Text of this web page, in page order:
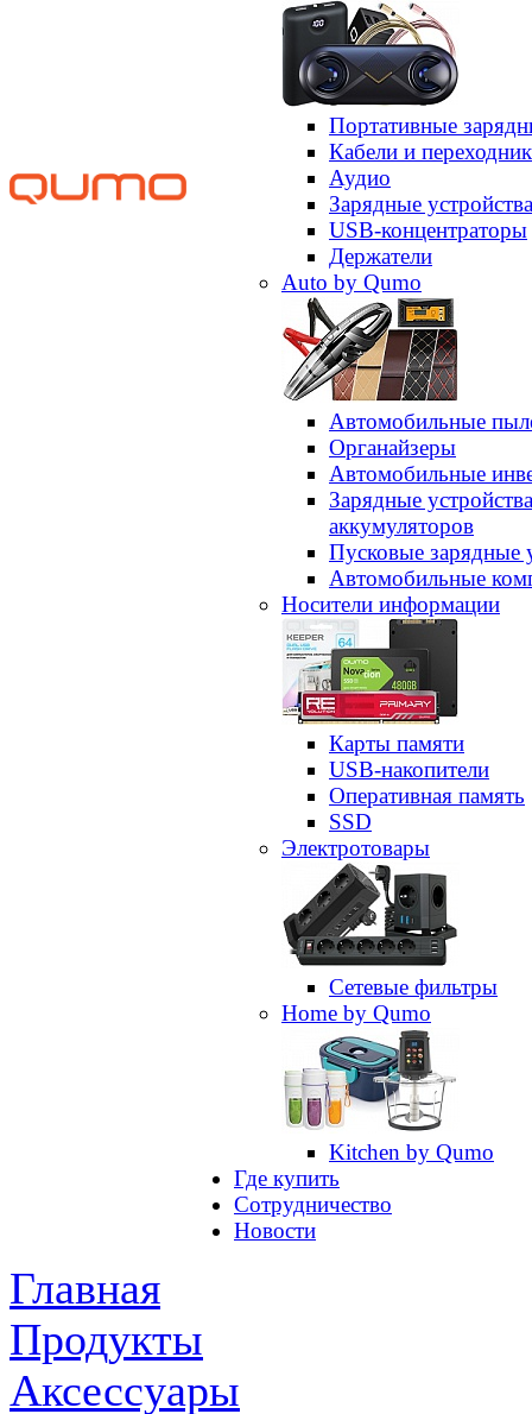
Портативные
Кабели и
Аудио
Зарядные устройства
USB-концентраторы
Держатели
Auto by Qumo
Автомобильные
Органайзеры
Автомобильные
Зарядные
аккумуляторов
Пусковые зарядные
Автомобильные
Носители информации
Карты памяти
USB-накопители
Оперативная память
SSD
Электротовары
Сетевые фильтры
Home by Qumo
Kitchen by Qumo
Где купить
Сотрудничество
Новости
Главная
Продукты
Аксессуары